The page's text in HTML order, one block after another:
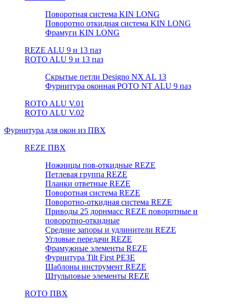
Поворотная система KIN LONG
Поворотно откидная система KIN LONG
Фрамуги KIN LONG
REZE ALU 9 и 13 паз
ROTO ALU 9 и 13 паз
Скрытые петли Designo NX AL 13
Фурнитура оконная РОТО NT ALU 9 паз
ROTO ALU V.01
ROTO ALU V.02
Фурнитура для окон из ПВХ
REZE ПВХ
Ножницы пов-откидные REZE
Петлевая группа REZE
Планки ответные REZE
Поворотная система REZE
Поворотно-откидная система REZE
Приводы 25 дорнмасс REZE поворотные и
поворотно-откидные
Средние запоры и удлинители REZE
Угловые передачи REZE
Фрамужные элементы REZE
Фурнитура Tilt First РЕЗЕ
Шаблоны инструмент REZE
Штульповые элементы REZE
RОTO ПВХ